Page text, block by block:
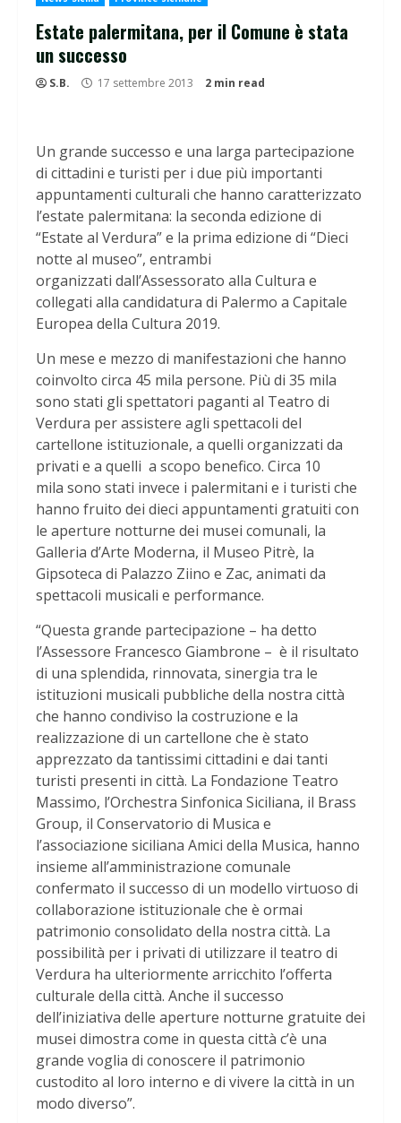
Estate palermitana, per il Comune è stata
un successo
S.B. 17 settembre 2013 2 min read
Un grande successo e una larga partecipazione
di cittadini e turisti per i due più importanti
appuntamenti culturali che hanno caratterizzato
l’estate palermitana: la seconda edizione di
“Estate al Verdura” e la prima edizione di “Dieci
notte al museo”, entrambi
organizzati dall’Assessorato alla Cultura e
collegati alla candidatura di Palermo a Capitale
Europea della Cultura 2019.
Un mese e mezzo di manifestazioni che hanno
coinvolto circa 45 mila persone. Più di 35 mila
sono stati gli spettatori paganti al Teatro di
Verdura per assistere agli spettacoli del
cartellone istituzionale, a quelli organizzati da
privati e a quelli a scopo benefico. Circa 10
mila sono stati invece i palermitani e i turisti che
hanno fruito dei dieci appuntamenti gratuiti con
le aperture notturne dei musei comunali, la
Galleria d’Arte Moderna, il Museo Pitrè, la
Gipsoteca di Palazzo Ziino e Zac, animati da
spettacoli musicali e performance.
“Questa grande partecipazione – ha detto
l’Assessore Francesco Giambrone – è il risultato
di una splendida, rinnovata, sinergia tra le
istituzioni musicali pubbliche della nostra città
che hanno condiviso la costruzione e la
realizzazione di un cartellone che è stato
apprezzato da tantissimi cittadini e dai tanti
turisti presenti in città. La Fondazione Teatro
Massimo, l’Orchestra Sinfonica Siciliana, il Brass
Group, il Conservatorio di Musica e
l’associazione siciliana Amici della Musica, hanno
insieme all’amministrazione comunale
confermato il successo di un modello virtuoso di
collaborazione istituzionale che è ormai
patrimonio consolidato della nostra città. La
possibilità per i privati di utilizzare il teatro di
Verdura ha ulteriormente arricchito l’offerta
culturale della città. Anche il successo
dell’iniziativa delle aperture notturne gratuite dei
musei dimostra come in questa città c’è una
grande voglia di conoscere il patrimonio
custodito al loro interno e di vivere la città in un
modo diverso”.